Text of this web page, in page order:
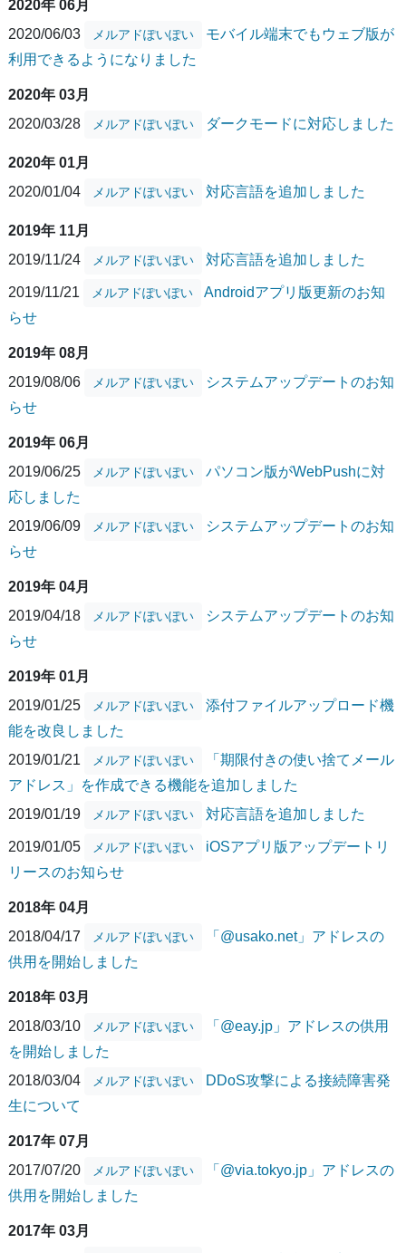
2020年 06月
2020/06/03
メルアドぽいぽい
モバイル端末でもウェブ版が
利用できるようになりました
2020年 03月
2020/03/28
メルアドぽいぽい ダークモードに対応しました
2020年 01月
2020/01/04
メルアドぽいぽい 対応言語を追加しました
2019年 11月
2019/11/24
メルアドぽいぽい 対応言語を追加しました
2019/11/21 メルアドぽいぽい
Androidアプリ版更新のお知
らせ
2019年 08月
2019/08/06
メルアドぽいぽい
システムアップデートのお知
らせ
2019年 06月
2019/06/25
メルアドぽいぽい
パソコン版がWebPushに対
応しました
2019/06/09
メルアドぽいぽい
システムアップデートのお知
らせ
2019年 04月
2019/04/18
メルアドぽいぽい
システムアップデートのお知
らせ
2019年 01月
2019/01/25
メルアドぽいぽい
添付ファイルアップロード機
能を改良しました
2019/01/21
メルアドぽいぽい
「期限付きの使い捨てメール
アドレス」を作成できる機能を追加しました
2019/01/19
メルアドぽいぽい 対応言語を追加しました
2019/01/05 メルアドぽいぽい
iOSアプリ版アップデートリ
リースのお知らせ
2018年 04月
2018/04/17
メルアドぽいぽい
「@usako.net」アドレスの
供用を開始しました
2018年 03月
2018/03/10
メルアドぽいぽい
「@eay.jp」アドレスの供用
を開始しました
2018/03/04
メルアドぽいぽい
DDoS攻撃による接続障害発
生について
2017年 07月
2017/07/20
メルアドぽいぽい
「@via.tokyo.jp」アドレスの
供用を開始しました
2017年 03月